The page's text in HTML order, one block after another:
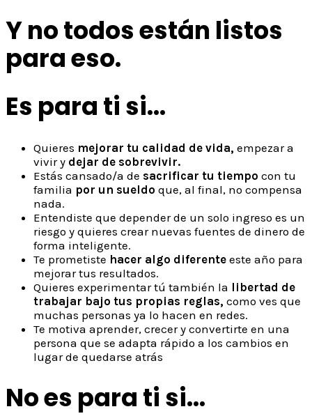
Y no todos están listos
para eso.
Es para ti si...
Quieres mejorar tu calidad de vida, empezar a
vivir y dejar de sobrevivir.
Estás cansado/a de sacrificar tu tiempo con tu
familia por un sueldo que, al final, no compensa
nada.
Entendiste que depender de un solo ingreso es un
riesgo y quieres crear nuevas fuentes de dinero de
forma inteligente.
Te prometiste hacer algo diferente este año para
mejorar tus resultados.
Quieres experimentar tú también la libertad de
trabajar bajo tus propias reglas, como ves que
muchas personas ya lo hacen en redes.
Te motiva aprender, crecer y convertirte en una
persona que se adapta rápido a los cambios en
lugar de quedarse atrás
No es para ti si...